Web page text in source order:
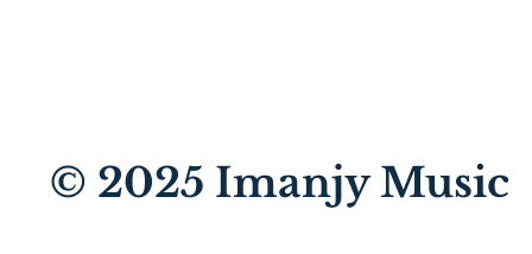
© 2025 Imanjy Music